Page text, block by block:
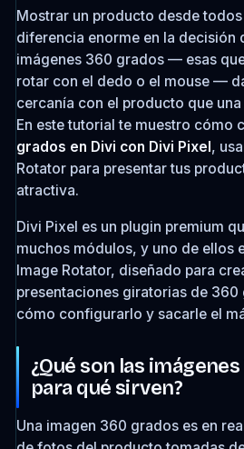
CARGANDO VIDEO…
Mostrar un producto desde
diferencia enorme en la decisión
imágenes 360 grados — esas
rotar con el dedo o el mouse —
cercanía con el producto que
En este tutorial te muestro cómo
grados en Divi con Divi Pixel,
Rotator para presentar tus
atractiva.
Divi Pixel es un plugin premium
muchos módulos, y uno de ellos
Image Rotator, diseñado para
presentaciones giratorias de 360
cómo configurarlo y sacarle el
¿Qué son las
para qué sirven?
Una imagen 360 grados es en